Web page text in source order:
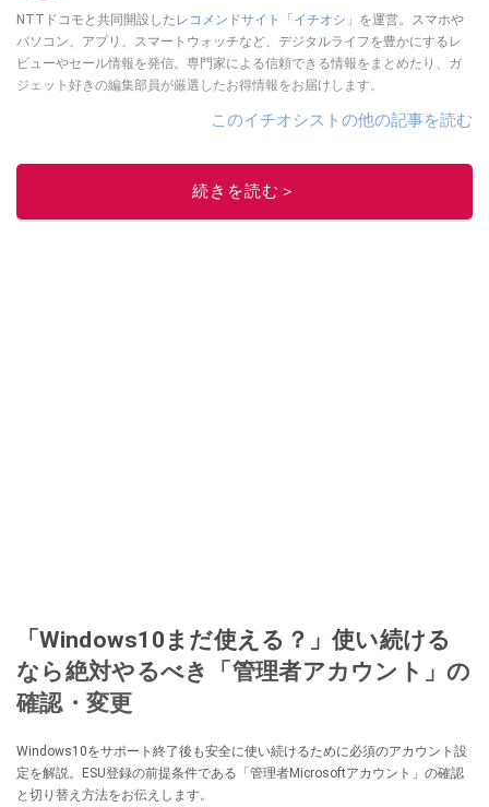
NTTドコモと共同開設したレコメンドサイト「イチオシ」 を運営。スマホや
パソコン、アプリ、スマートウォッチなど、デジタルライフを豊かにするレ
ビューやセール情報を発信。専門家による信頼できる情報をまとめたり、ガ
ジェット好きの編集部員が厳選したお得情報をお届けします。
このイチオシストの他の記事を読む
続きを読む＞
「Windows10まだ使える？」使い続ける
なら絶対やるべき「管理者アカウント」の
確認・変更
Windows10をサポート終了後も安全に使い続けるために必須のアカウント設
定を解説。ESU登録の前提条件である「管理者Microsoftアカウント」の確認
と切り替え方法をお伝えします。